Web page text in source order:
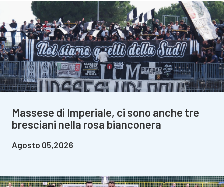
Massese di Imperiale, ci sono anche tre
bresciani nella rosa bianconera
Agosto 05,2026